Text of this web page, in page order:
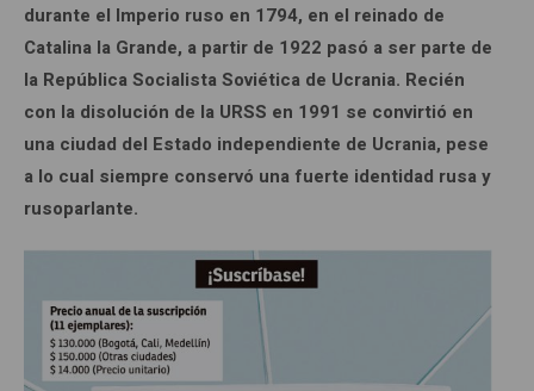
durante el Imperio ruso en 1794, en el reinado de
Catalina la Grande, a partir de 1922 pasó a ser parte de
la República Socialista Soviética de Ucrania. Recién
con la disolución de la URSS en 1991 se convirtió en
una ciudad del Estado independiente de Ucrania, pese
a lo cual siempre conservó una fuerte identidad rusa y
rusoparlante.